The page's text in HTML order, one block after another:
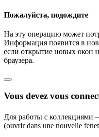
Пожалуйста, подождите
На эту операцию может
Информация появится в
если открытие новых окон
браузера.
Vous devez vous
Для работы с коллекциями
(ouvrir dans une nouvelle